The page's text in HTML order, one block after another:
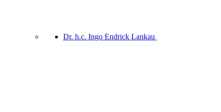
Dr. h.c. Ingo Endrick Lankau